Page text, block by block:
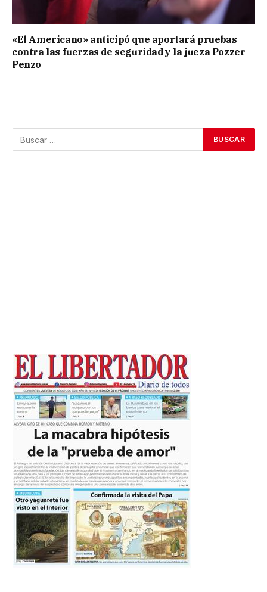
«El Americano» anticipó que aportará pruebas
contra las fuerzas de seguridad y la jueza Pozzer
Penzo